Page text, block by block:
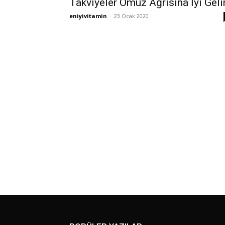
Takviyeler Omuz Ağrısına İyi
eniyivitamin - 23 Ocak 2020